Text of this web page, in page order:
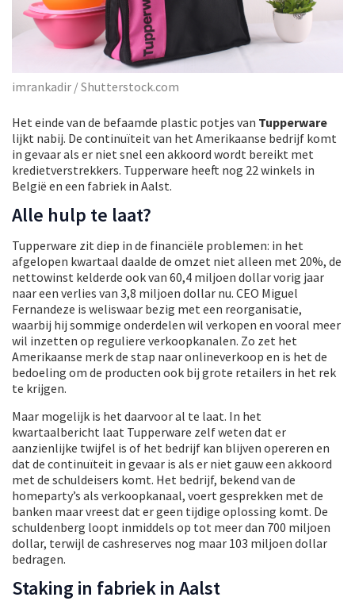
imrankadir / Shutterstock.com
Het einde van de befaamde plastic potjes van Tupperware
lijkt nabij. De continuïteit van het Amerikaanse bedrijf komt
in gevaar als er niet snel een akkoord wordt bereikt met
kredietverstrekkers. Tupperware heeft nog 22 winkels in
België en een fabriek in Aalst.
Alle hulp te laat?
Tupperware zit diep in de financiële problemen: in het
afgelopen kwartaal daalde de omzet niet alleen met 20%, de
nettowinst kelderde ook van 60,4 miljoen dollar vorig jaar
naar een verlies van 3,8 miljoen dollar nu. CEO Miguel
Fernandeze is weliswaar bezig met een reorganisatie,
waarbij hij sommige onderdelen wil verkopen en vooral meer
wil inzetten op reguliere verkoopkanalen. Zo zet het
Amerikaanse merk de stap naar onlineverkoop en is het de
bedoeling om de producten ook bij grote retailers in het rek
te krijgen.
Maar mogelijk is het daarvoor al te laat. In het
kwartaalbericht laat Tupperware zelf weten dat er
aanzienlijke twijfel is of het bedrijf kan blijven opereren en
dat de continuïteit in gevaar is als er niet gauw een akkoord
met de schuldeisers komt. Het bedrijf, bekend van de
homeparty’s als verkoopkanaal, voert gesprekken met de
banken maar vreest dat er geen tijdige oplossing komt. De
schuldenberg loopt inmiddels op tot meer dan 700 miljoen
dollar, terwijl de cashreserves nog maar 103 miljoen dollar
bedragen.
Staking in fabriek in Aalst